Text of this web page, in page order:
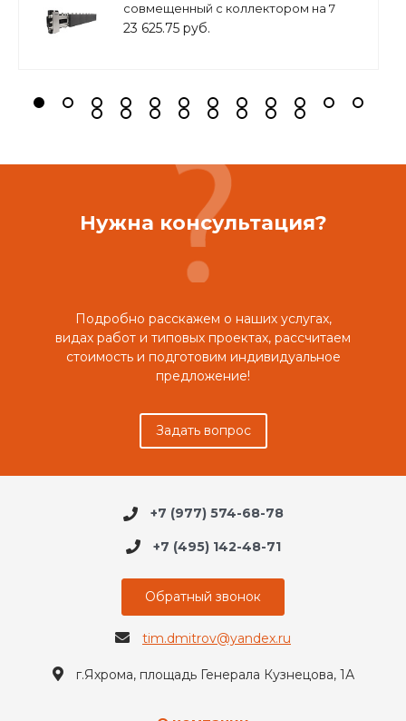
совмещенный с коллектором на 7
контуров ( M7 ) из нерж. Стали, в
23 625.75 руб.
Нужна консультация?
Подробно расскажем о наших услугах,
видах работ и типовых проектах, рассчитаем
стоимость и подготовим индивидуальное
предложение!
Задать вопрос
+7 (977) 574-68-78
+7 (495) 142-48-71
Обратный звонок
tim.dmitrov@yandex.ru
г.Яхрома, площадь Генерала Кузнецова, 1А